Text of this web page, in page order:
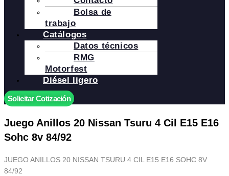
Bolsa de
trabajo
Catálogos
Datos técnicos
RMG
Motorfest
Diésel ligero
Solicitar Cotización
Juego Anillos 20 Nissan Tsuru 4 Cil E15 E16
Sohc 8v 84/92
JUEGO ANILLOS 20 NISSAN TSURU 4 CIL E15 E16 SOHC 8V
84/92